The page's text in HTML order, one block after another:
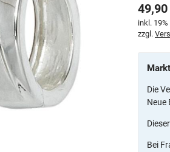
49,90
inkl.
zzgl.
Die
Neue
Bei